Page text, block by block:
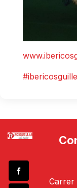
Carrer